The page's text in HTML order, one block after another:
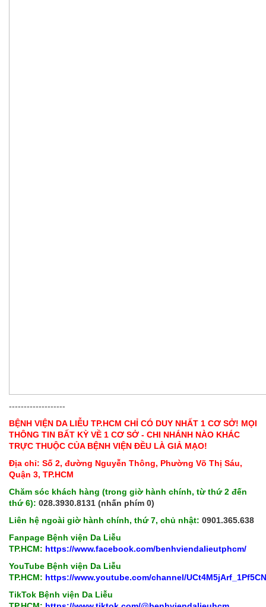
-------------------
BỆNH VIỆN DA LIỄU TP.HCM CHỈ CÓ DUY NHẤT 1 CƠ SỞ! MỌI
THÔNG TIN BẤT KỲ VỀ 1 CƠ SỞ - CHI NHÁNH NÀO KHÁC
TRỰC THUỘC CỦA BỆNH VIỆN ĐỀU LÀ GIẢ MẠO!
Địa chỉ: Số 2, đường Nguyễn Thông, Phường Võ Thị Sáu,
Quận 3, TP.HCM
Chăm sóc khách hàng (trong giờ hành chính, từ thứ 2 đến
thứ 6): 028.3930.8131 (nhấn phím 0)
Liên hệ ngoài giờ hành chính, thứ 7, chủ nhật: 0901.365.638
Fanpage Bệnh viện Da Liễu
TP.HCM: https://www.facebook.com/benhviendalieutphcm/
YouTube Bệnh viện Da Liễu
TP.HCM: https://www.youtube.com/channel/
TikTok Bệnh viện Da Liễu